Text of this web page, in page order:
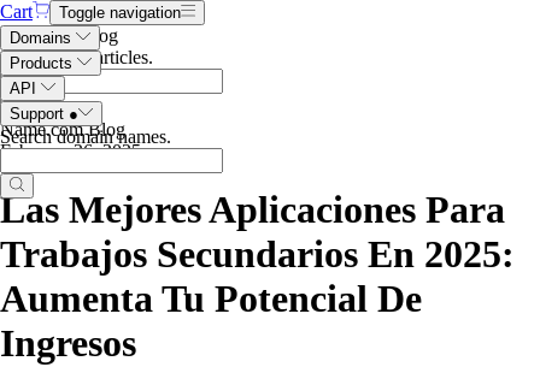
Cart
Toggle navigation
Domains
Products
API
Support ●
Search domain names.
Search the blog
Search blog articles.
Name.com Blog
February 26, 2025
Las Mejores Aplicaciones Para
Trabajos Secundarios En 2025:
Aumenta Tu Potencial De
Ingresos